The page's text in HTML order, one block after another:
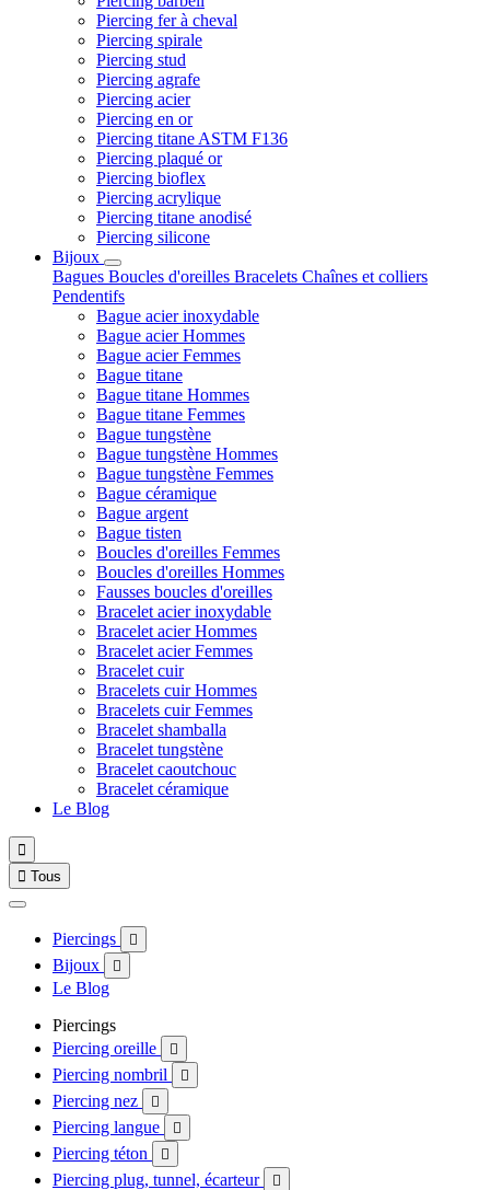
Piercing fer à cheval
Piercing spirale
Piercing stud
Piercing agrafe
Piercing acier
Piercing en or
Piercing titane ASTM F136
Piercing plaqué or
Piercing bioflex
Piercing acrylique
Piercing titane anodisé
Piercing silicone
Bijoux
Bagues Boucles d'oreilles Bracelets Chaînes et colliers
Pendentifs
Bague acier inoxydable
Bague acier Hommes
Bague acier Femmes
Bague titane
Bague titane Hommes
Bague titane Femmes
Bague tungstène
Bague tungstène Hommes
Bague tungstène Femmes
Bague céramique
Bague argent
Bague tisten
Boucles d'oreilles Femmes
Boucles d'oreilles Hommes
Fausses boucles d'oreilles
Bracelet acier inoxydable
Bracelet acier Hommes
Bracelet acier Femmes
Bracelet cuir
Bracelets cuir Hommes
Bracelets cuir Femmes
Bracelet shamballa
Bracelet tungstène
Bracelet caoutchouc
Bracelet céramique
Le Blog

 Tous
Piercings 
Bijoux 
Le Blog
Piercings
Piercing oreille

Piercing nombril 
Piercing nez 
Piercing langue 
Piercing téton 
Piercing plug, tunnel, écarteur 